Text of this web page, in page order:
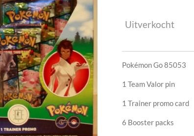
Uitverkocht
Pokémon Go 85053
1 Team Valor pin
1 Trainer promo card
6 Booster packs